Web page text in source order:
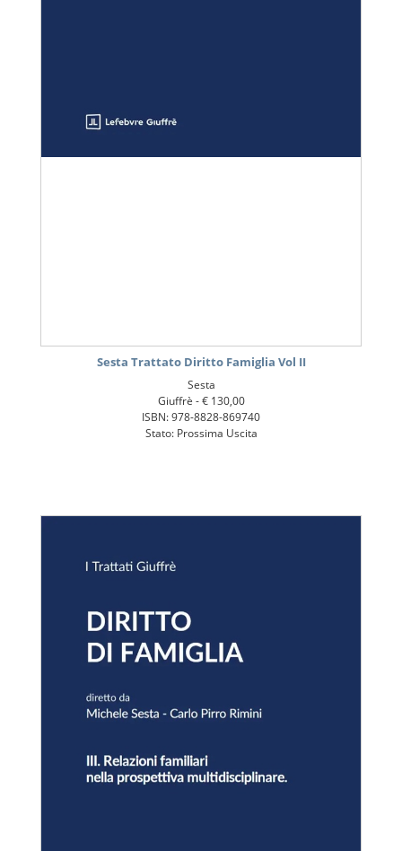
Sesta Trattato Diritto Famiglia Vol II
Sesta
Giuffrè -€ 130,00
ISBN: 978-8828-869740
Stato: Prossima Uscita